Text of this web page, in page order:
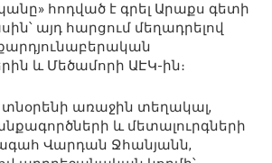
հոդված է գրել Արաքս գետի
այդ հարցում մեղադրելով
և Մեծամորի ԱԷԿ-ին։
առաջին տեղակալ,
և մետալուրգների
Վարդան Ջհանյանն,